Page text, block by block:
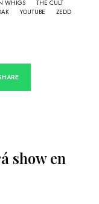
WHIGS
THE CULT
YOUTUBE
ZEDD
show en